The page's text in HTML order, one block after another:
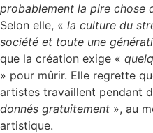
probablement la pire chose
Selon elle, « la culture du
société et toute une
que la création exige «
» pour mûrir. Elle regrette
artistes travaillent pendant
donnés gratuitement », au
artistique.